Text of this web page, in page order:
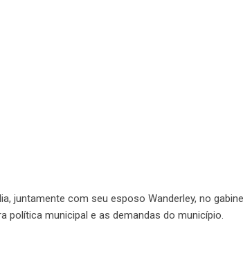
juntamente com seu esposo Wanderley, no
política municipal e as demandas do município.